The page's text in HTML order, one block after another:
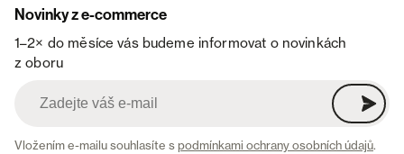
Novinky z e-commerce
1–2× do měsíce vás budeme informovat o novinkách
z oboru
Vložením e-mailu souhlasíte spodmínkami ochrany osobních údajů.